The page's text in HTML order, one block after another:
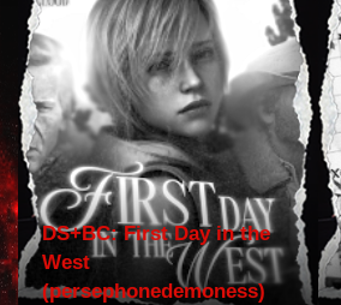
DS+BC: First Day in the
West
(persephonedemoness)